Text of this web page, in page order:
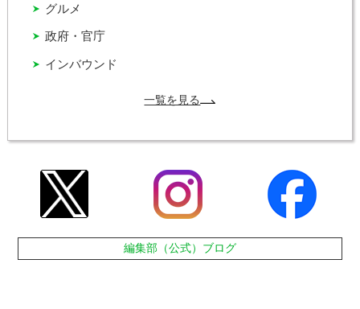
インバウンド
グルメ
政府・官庁
一覧を見る
編集部（公式）ブログ